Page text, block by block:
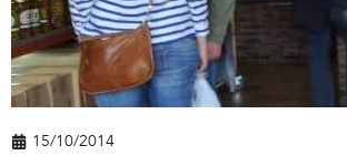
15/10/2014